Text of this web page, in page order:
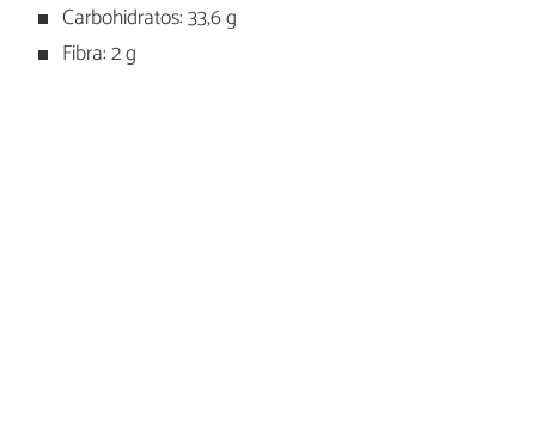
Carbohidratos: 33,6 g
Fibra: 2 g